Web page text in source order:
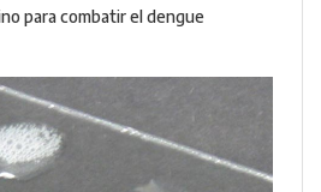
para combatir el dengue